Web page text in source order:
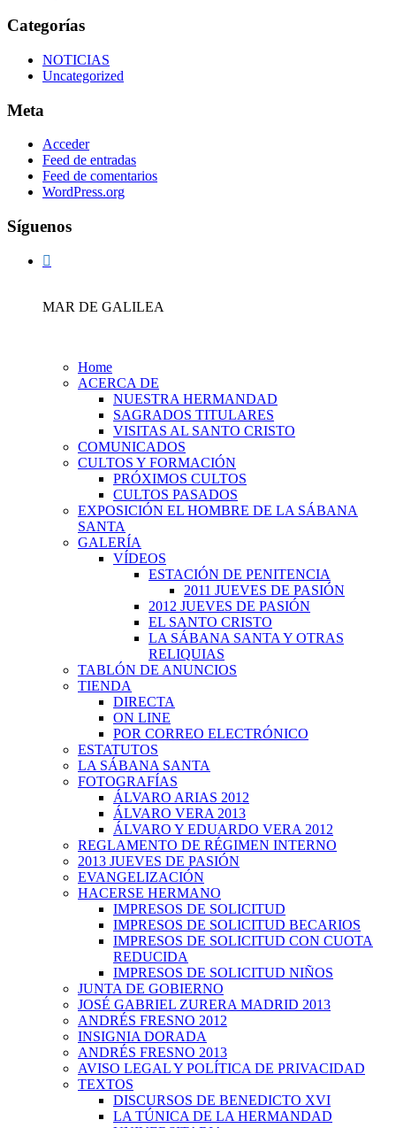
Categorías
NOTICIAS
Uncategorized
Meta
Acceder
Feed de entradas
Feed de comentarios
WordPress.org
Síguenos
MAR DE GALILEA
Home
ACERCA DE
NUESTRA HERMANDAD
SAGRADOS TITULARES
VISITAS AL SANTO CRISTO
COMUNICADOS
CULTOS Y FORMACIÓN
PRÓXIMOS CULTOS
CULTOS PASADOS
EXPOSICIÓN EL HOMBRE DE LA SÁBANA
SANTA
GALERÍA
VÍDEOS
ESTACIÓN DE PENITENCIA
2011 JUEVES DE PASIÓN
2012 JUEVES DE PASIÓN
EL SANTO CRISTO
LA SÁBANA SANTA Y OTRAS
RELIQUIAS
TABLÓN DE ANUNCIOS
TIENDA
DIRECTA
ON LINE
POR CORREO ELECTRÓNICO
ESTATUTOS
LA SÁBANA SANTA
FOTOGRAFÍAS
ÁLVARO ARIAS 2012
ÁLVARO VERA 2013
ÁLVARO Y EDUARDO VERA 2012
REGLAMENTO DE RÉGIMEN INTERNO
2013 JUEVES DE PASIÓN
EVANGELIZACIÓN
HACERSE HERMANO
IMPRESOS DE SOLICITUD
IMPRESOS DE SOLICITUD BECARIOS
IMPRESOS DE SOLICITUD CON CUOTA
REDUCIDA
IMPRESOS DE SOLICITUD NIÑOS
JUNTA DE GOBIERNO
JOSÉ GABRIEL ZURERA MADRID 2013
ANDRÉS FRESNO 2012
INSIGNIA DORADA
ANDRÉS FRESNO 2013
AVISO LEGAL Y POLÍTICA DE PRIVACIDAD
TEXTOS
DISCURSOS DE BENEDICTO XVI
LA TÚNICA DE LA HERMANDAD